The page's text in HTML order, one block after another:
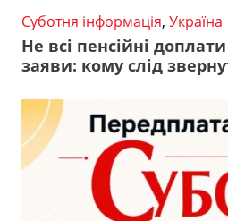
Суботня інформація, Україна
Не всі пенсійні
заяви: кому слід